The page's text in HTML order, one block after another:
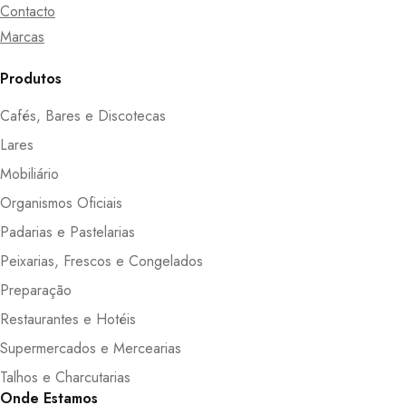
Contacto
Marcas
Produtos
Cafés, Bares e Discotecas
Lares
Mobiliário
Organismos Oficiais
Padarias e Pastelarias
Peixarias, Frescos e Congelados
Preparação
Restaurantes e Hotéis
Supermercados e Mercearias
Talhos e Charcutarias
Onde Estamos